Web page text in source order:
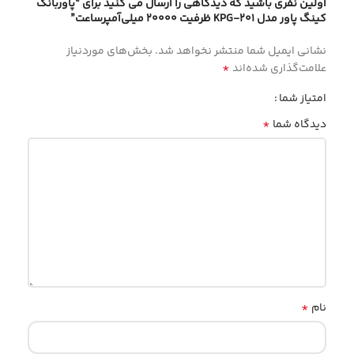
اولین نفری باشید که دیدگاهی را ارسال می کنید برای “پاوربانک
کینگ‌ پاور مدل KPG-201 ظرفیت 20000 میلی‌آمپر‌ساعت”
نشانی ایمیل شما منتشر نخواهد شد. بخش‌های موردنیاز
علامت‌گذاری شده‌اند*
امتیاز شما
دیدگاه شما *
نام *